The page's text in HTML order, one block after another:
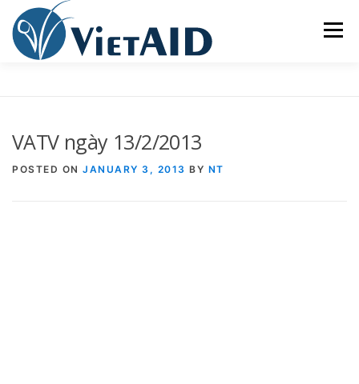
content
Menu
TRUNG TÂM CỘNG ĐỒNG SINH HOẠT
VATV ngày 13/2/2013
POSTED ON JANUARY 3, 2013 BY NT